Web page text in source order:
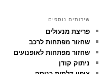
שירותים נוספים
פריצת מנעולים
שחזור מפתחות לרכב
שחזור מפתחות לאופנועים
ניתוק קודן